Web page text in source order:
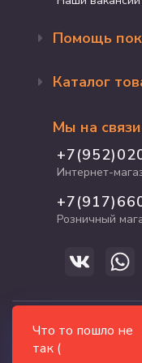
Что то пошло не
так (
Помощь
Доставка и
Программа
График работы
Полезные
Каталог
Акции
Для кошек
Для собак
Для грызунов
Для рыб и
Мы на связи
Интернет-
Розничный
© 2017-2026
зоотоваров в